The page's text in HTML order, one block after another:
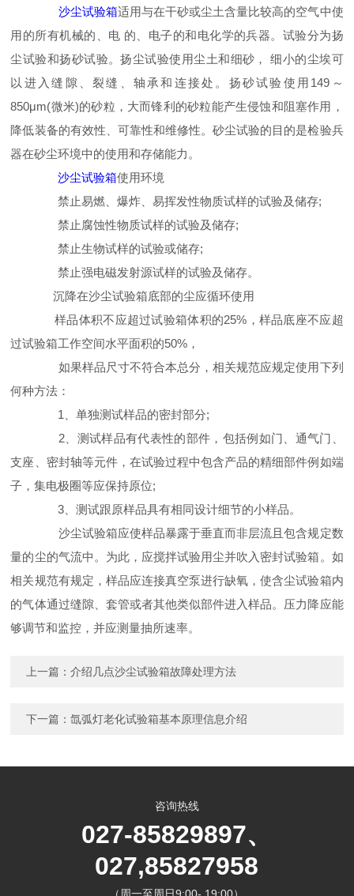
沙尘试验箱适用与在干砂或尘土含量比较高的空气中使
用的所有机械的、电 的、电子的和电化学的兵器。试验分为扬
尘试验和扬砂试验。扬尘试验使用尘土和细砂， 细小的尘埃可
以进入缝隙、裂缝、轴承和连接处。扬砂试验使用149～
850μm(微米)的砂粒，大而锋利的砂粒能产生侵蚀和阻塞作用，
降低装备的有效性、可靠性和维修性。砂尘试验的目的是检验兵
器在砂尘环境中的使用和存储能力。
沙尘试验箱使用环境
禁止易燃、爆炸、易挥发性物质试样的试验及储存;
禁止腐蚀性物质试样的试验及储存;
禁止生物试样的试验或储存;
禁止强电磁发射源试样的试验及储存。
沉降在沙尘试验箱底部的尘应循环使用
样品体积不应超过试验箱体积的25%，样品底座不应超
过试验箱工作空间水平面积的50%，
如果样品尺寸不符合本总分，相关规范应规定使用下列
何种方法：
1、单独测试样品的密封部分;
2、测试样品有代表性的部件，包括例如门、通气门、
支座、密封轴等元件，在试验过程中包含产品的精细部件例如端
子，集电极圈等应保持原位;
3、测试跟原样品具有相同设计细节的小样品。
沙尘试验箱应使样品暴露于垂直而非层流且包含规定数
量的尘的气流中。为此，应搅拌试验用尘并吹入密封试验箱。如
相关规范有规定，样品应连接真空泵进行缺氧，使含尘试验箱内
的气体通过缝隙、套管或者其他类似部件进入样品。压力降应能
够调节和监控，并应测量抽所速率。
上一篇：介绍几点沙尘试验箱故障处理方法
下一篇：氙弧灯老化试验箱基本原理信息介绍
咨询热线
027-85829897、
027,85827958